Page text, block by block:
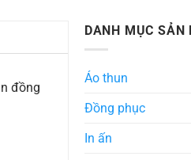
đồng
DANH MỤC SẢN
Áo thun
Đồng phục
In ấn